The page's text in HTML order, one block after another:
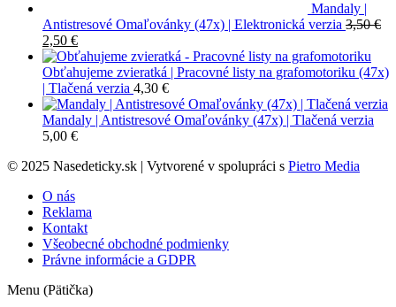
Mandaly |
Antistresové Omaľovánky (47x) | Elektronická verzia 3,50€
Pôvodná
cena
bola:
3,50 €.
2,50 €Aktuálna
cena
je:
2,50 €.
Obťahujeme zvieratká | Pracovné listy na grafomotoriku (47x)
| Tlačená verzia 4,30 €
Mandaly | Antistresové Omaľovánky (47x) | Tlačená verzia
5,00 €
© 2025 Nasedeticky.sk | Vytvorené v spolupráci s Pietro Media
O nás
Reklama
Kontakt
Všeobecné obchodné podmienky
Právne informácie a GDPR
Menu (Pätička)